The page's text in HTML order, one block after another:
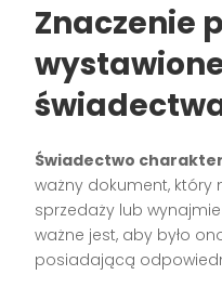
Znaczenie
Świadectwo
ważny dokument, który
sprzedaży lub
ważne jest, aby było
posiadającą